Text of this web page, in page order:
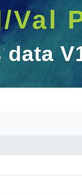
Val
data